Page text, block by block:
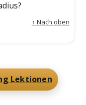
↑ Nach oben
Lektionen